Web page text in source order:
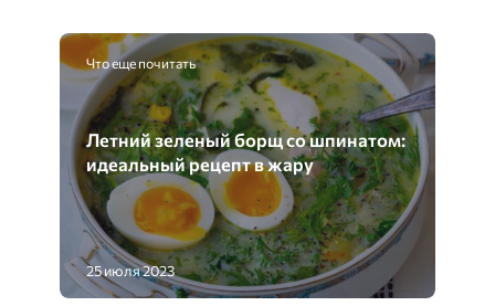
Что еще почитать
Летний зеленый борщ со шпинатом:
идеальный рецепт в жару
25 июля 2023